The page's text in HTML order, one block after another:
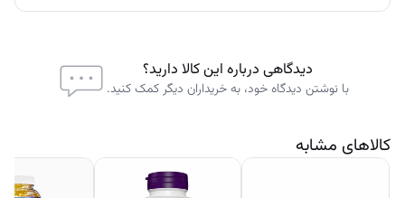
که منجر به افزایش توده عضلانی می شود.
۱ وعده (۳.۰ گرم) را در ۲۰۰ میلی لیتر از نوشیدنی انتخابی خود ترکیب کنید،
تقریباً ۶۰ دقیقه قبل از تمرین یا طبق توصیه یک متخصص تغذیه یا پزشک
دیدگاهی درباره این کالا دارید؟
با نوشتن دیدگاه خود، به خریداران دیگر کمک کنید.
کالاهای مشابه